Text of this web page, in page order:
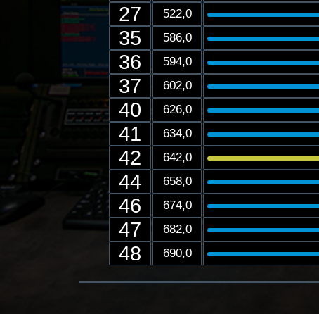
27 522,0
35 586,0
36 594,0
37 602,0
40 626,0
41 634,0
42 642,0
44 658,0
46 674,0
47 682,0
48 690,0